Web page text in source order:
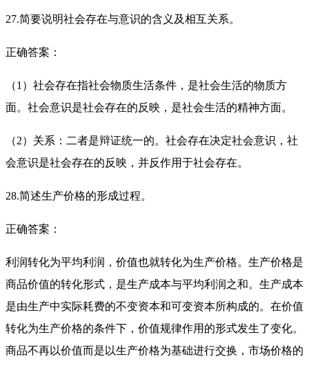
27.简要说明社会存在与意识的含义及相互关系。
正确答案：
（1）社会存在指社会物质生活条件，是社会生活的物质方
面。社会意识是社会存在的反映，是社会生活的精神方面。
（2）关系：二者是辩证统一的。社会存在决定社会意识，社
会意识是社会存在的反映，并反作用于社会存在。
28.简述生产价格的形成过程。
正确答案：
利润转化为平均利润，价值也就转化为生产价格。生产价格是
商品价值的转化形式，是生产成本与平均利润之和。生产成本
是由生产中实际耗费的不变资本和可变资本所构成的。在价值
转化为生产价格的条件下，价值规律作用的形式发生了变化。
商品不再以价值而是以生产价格为基础进行交换，市场价格的